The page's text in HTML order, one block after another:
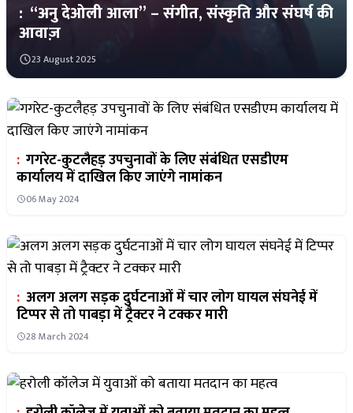
:
आवाज़
23 August 2025
:
कार्यालय में दाखिल किए जाएंगे नामांकन
06 May 2024
:
टिप्पर से तो पाबड़ा में ट्रैक्टर ने टक्कर मारी
28 March 2024